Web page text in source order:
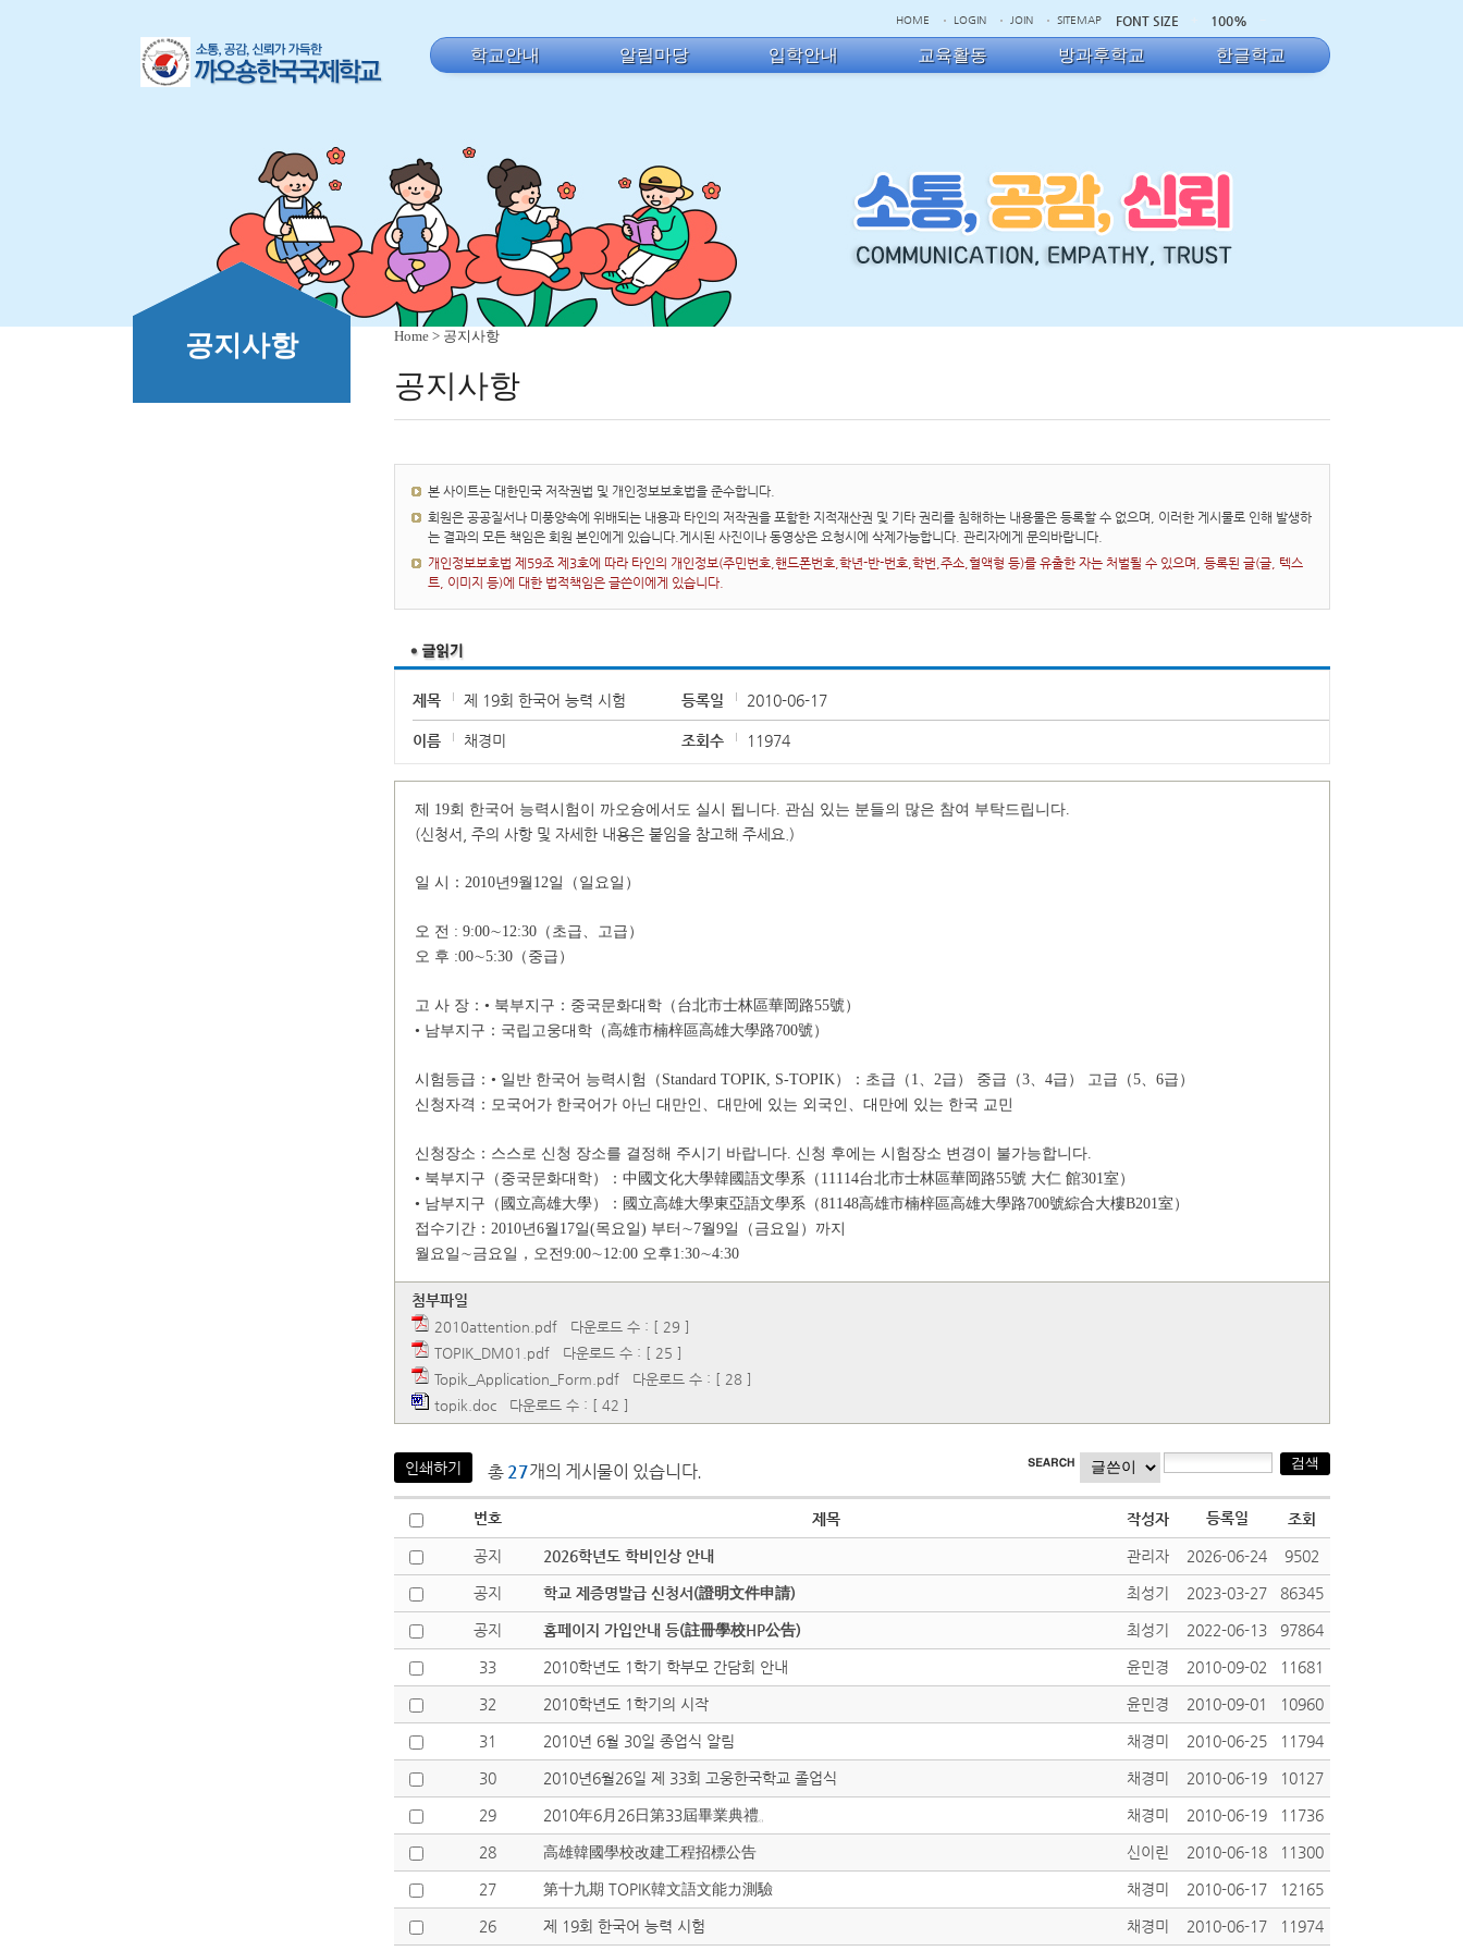
HOME LOGIN JOIN SITEMAP FONT SIZE 100%
학교안내 알림마당 입학안내 교육활동 방과후학교 한글학교
공지사항 Home > 공지사항
공지사항
본 사이트는 대한민국 저작권법 및 개인정보보호법을 준수합니다.
회원은 공공질서나 미풍양속에 위배되는 내용과 타인의 저작권을 포함한 지적재산권 및 기타 권리를 침해하는 내용물은 등록할 수 없으며, 이러한 게시물로 인해 발생하
는 결과의 모든 책임은 회원 본인에게 있습니다.게시된 사진이나 동영상은 요청시에 삭제가능합니다. 관리자에게 문의바랍니다.
개인정보보호법 제59조 제3호에 따라 타인의 개인정보(주민번호,핸드폰번호,학년-반-번호,학번,주소,혈액형 등)를 유출한 자는 처벌될 수 있으며, 등록된 글(글, 텍스
트, 이미지 등)에 대한 법적책임은 글쓴이에게 있습니다.
제목 제 19회 한국어 능력 시험 등록일 2010-06-17
이름 채경미 조회수 11974
제 19회 한국어 능력시험이 까오슝에서도 실시 됩니다. 관심 있는 분들의 많은 참여 부탁드립니다.
(신청서, 주의 사항 및 자세한 내용은 붙임을 참고해 주세요.)
일 시：2010년9월12일（일요일）
오 전 : 9:00∼12:30（초급、고급）
오 후 :00∼5:30（중급）
고 사 장：• 북부지구：중국문화대학（台北市士林區華岡路55號）
• 남부지구：국립고웅대학（高雄市楠梓區高雄大學路700號）
시험등급：• 일반 한국어 능력시험（Standard TOPIK, S-TOPIK）：초급（1、2급） 중급（3、4급） 고급（5、6급）
신청자격：모국어가 한국어가 아닌 대만인、대만에 있는 외국인、대만에 있는 한국 교민
신청장소：스스로 신청 장소를 결정해 주시기 바랍니다. 신청 후에는 시험장소 변경이 불가능합니다.
• 북부지구（중국문화대학）：中國文化大學韓國語文學系（11114台北市士林區華岡路55號 大仁 館301室）
• 남부지구（國立高雄大學）：國立高雄大學東亞語文學系（81148高雄市楠梓區高雄大學路700號綜合大樓B201室）
접수기간：2010년6월17일(목요일) 부터∼7월9일（금요일）까지
월요일∼금요일，오전9:00∼12:00 오후1:30∼4:30
첨부파일
2010attention.pdf 다운로드 수 : [ 29 ]
TOPIK_DM01.pdf 다운로드 수 : [ 25 ]
Topik_Application_Form.pdf 다운로드 수 : [ 28 ]
topik.doc 다운로드 수 : [ 42 ]
인쇄하기 총 27개의 게시물이 있습니다.
번호 제목 작성자 등록일 조회
공지 2026학년도 학비인상 안내 관리자 2026-06-24 9502
공지 학교 제증명발급 신청서(證明文件申請) 최성기 2023-03-27 86345
공지 홈페이지 가입안내 등(註冊學校HP公告) 최성기 2022-06-13 97864
33 2010학년도 1학기 학부모 간담회 안내 윤민경 2010-09-02 11681
32 2010학년도 1학기의 시작 윤민경 2010-09-01 10960
31 2010년 6월 30일 종업식 알림 채경미 2010-06-25 11794
30 2010년6월26일 제 33회 고웅한국학교 졸업식 채경미 2010-06-19 10127
29 2010年6月26日第33屆畢業典禮。 채경미 2010-06-19 11736
28 高雄韓國學校改建工程招標公告 신이린 2010-06-18 11300
27 第十九期 TOPIK韓文語文能力測驗 채경미 2010-06-17 12165
26 제 19회 한국어 능력 시험 채경미 2010-06-17 11974